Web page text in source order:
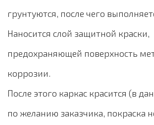
грунтуются, после чего
Наносится слой защитной краски,
предохраняющей поверхность
коррозии.
После этого каркас красится (в
по желанию заказчика, покраска